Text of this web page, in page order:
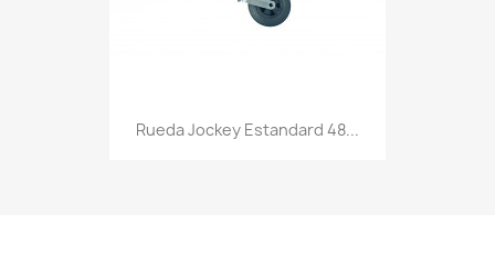
Rueda Jockey Estandard 48...